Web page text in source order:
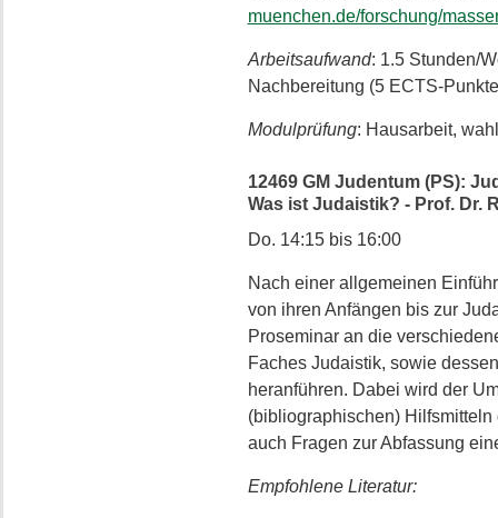
muenchen.de/forschung/
Arbeitsaufwand: 1.5 Stunden/
Nachbereitung (5 ECTS-
Modulprüfung: Hausarbeit,
12469 GM Judentum (PS):
Was ist Judaistik? - Prof. Dr.
Do. 14:15 bis 16:00
Nach einer allgemeinen
von ihren Anfängen bis zur
Proseminar an die
Faches Judaistik, sowie
heranführen. Dabei wird der
(bibliographischen)
auch Fragen zur Abfassung
Empfohlene Literatur: